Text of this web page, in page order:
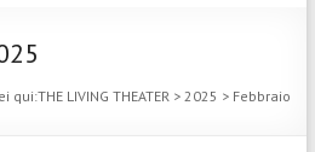
qui:THE LIVING THEATER >2025 > Febbraio